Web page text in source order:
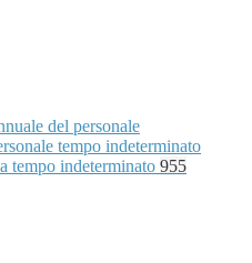
del personale
tempo indeterminato
tempo indeterminato 955